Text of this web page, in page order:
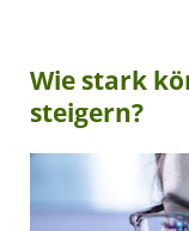
Wie stark
steigern?